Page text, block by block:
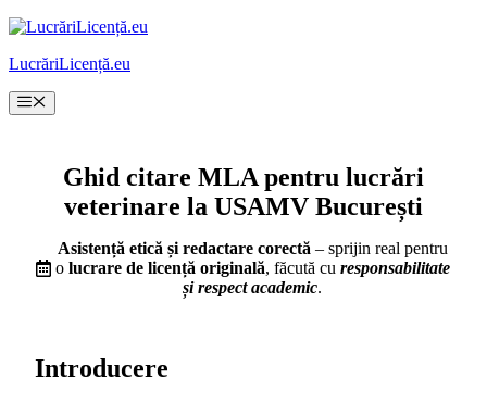
Sari
conținut
LucrăriLicență.eu
Meniu
Ghid citare MLA pentru lucrări
veterinare la USAMV București
Asistență etică și redactare corectă – sprijin real pentru
o lucrare de licență originală, făcută cu responsabilitate
și respect academic.
Introducere